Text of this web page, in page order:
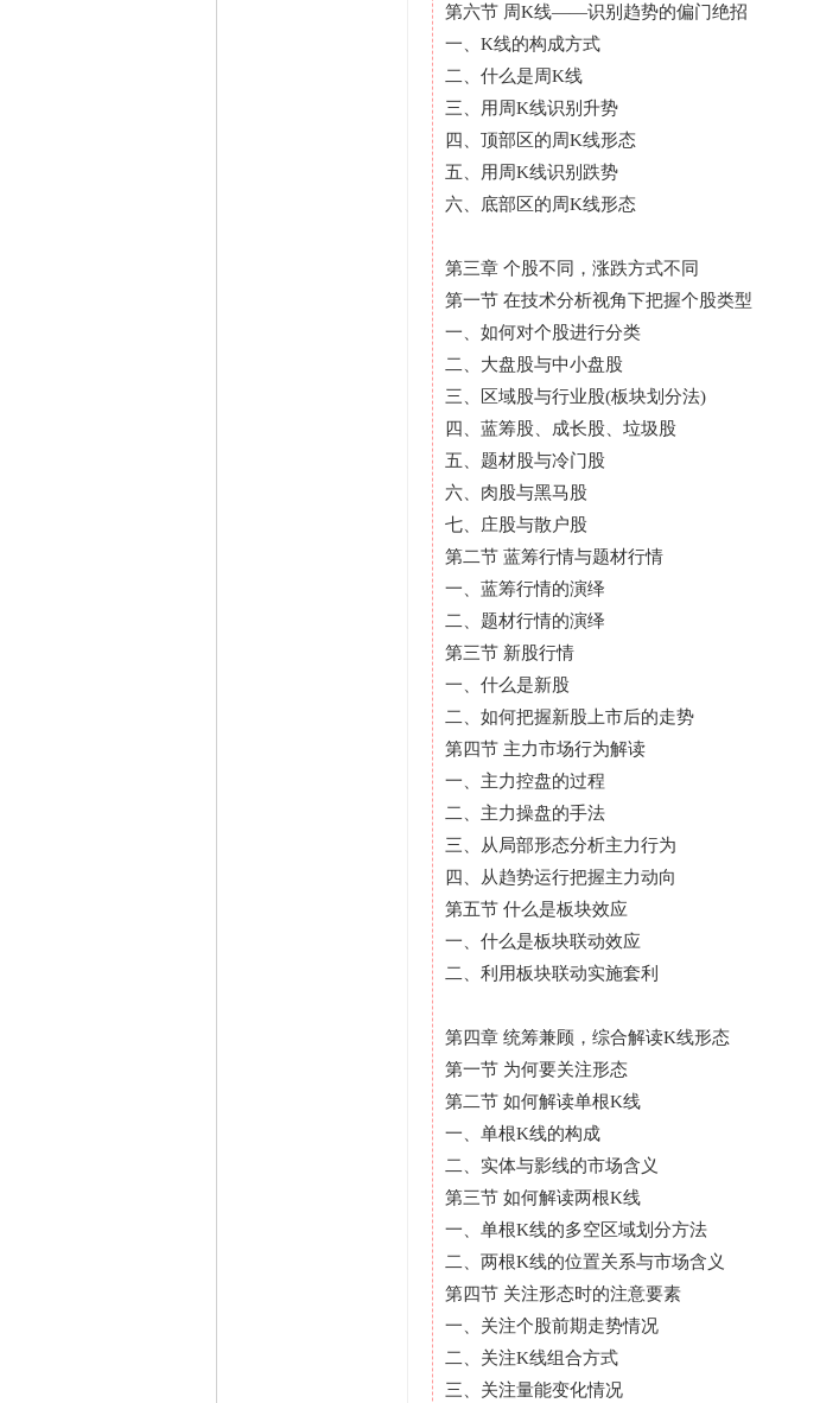
第六节 周K线——识别趋势的偏门绝招
一、K线的构成方式
二、什么是周K线
三、用周K线识别升势
四、顶部区的周K线形态
五、用周K线识别跌势
六、底部区的周K线形态
第三章 个股不同，涨跌方式不同
第一节 在技术分析视角下把握个股类型
一、如何对个股进行分类
二、大盘股与中小盘股
三、区域股与行业股(板块划分法)
四、蓝筹股、成长股、垃圾股
五、题材股与冷门股
六、肉股与黑马股
七、庄股与散户股
第二节 蓝筹行情与题材行情
一、蓝筹行情的演绎
二、题材行情的演绎
第三节 新股行情
一、什么是新股
二、如何把握新股上市后的走势
第四节 主力市场行为解读
一、主力控盘的过程
二、主力操盘的手法
三、从局部形态分析主力行为
四、从趋势运行把握主力动向
第五节 什么是板块效应
一、什么是板块联动效应
二、利用板块联动实施套利
第四章 统筹兼顾，综合解读K线形态
第一节 为何要关注形态
第二节 如何解读单根K线
一、单根K线的构成
二、实体与影线的市场含义
第三节 如何解读两根K线
一、单根K线的多空区域划分方法
二、两根K线的位置关系与市场含义
第四节 关注形态时的注意要素
一、关注个股前期走势情况
二、关注K线组合方式
三、关注量能变化情况